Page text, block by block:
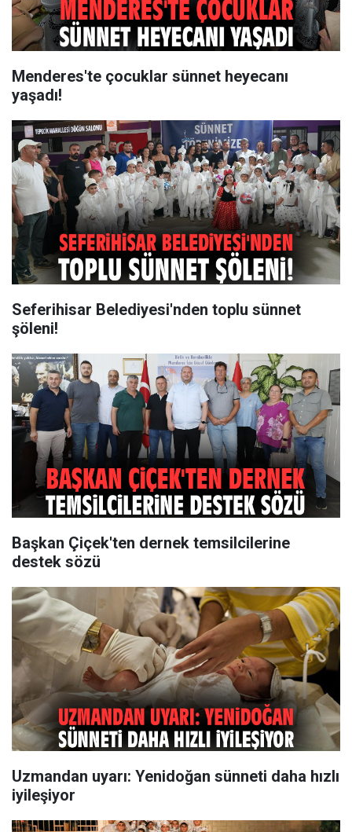
Menderes'te çocuklar sünnet heyecanı
yaşadı!
Seferihisar Belediyesi'nden toplu sünnet
şöleni!
Başkan Çiçek'ten dernek temsilcilerine
destek sözü
Uzmandan uyarı: Yenidoğan sünneti daha hızlı
iyileşiyor